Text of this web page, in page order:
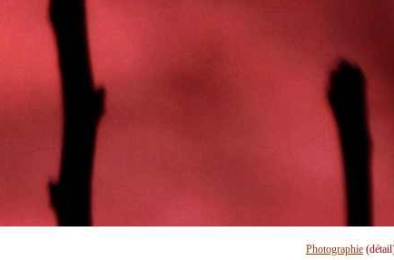
Photographie